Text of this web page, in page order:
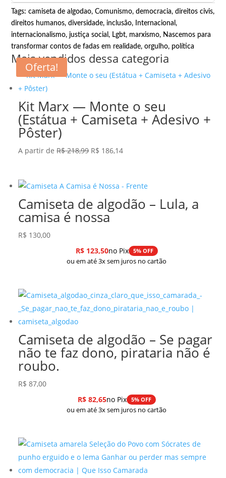
Tags:camiseta de algodao,Comunismo,democracia,direitos civis,
direitos humanos,diversidade,inclusão, Internacional,
internacionalismo,justiça social, Lgbt, marxismo, Nascemos para
transformar contos de fadas em realidade,orgulho, política
Mais vendidos dessa categoria
Oferta!
Kit Marx — Monte o seu
(Estátua + Camiseta + Adesivo +
Pôster)
A partir deR$218,99 O
era:
R$ 218,99.
R$ 186,14O
é:
R$ 186,14.
Camiseta de algodão – Lula, a
camisa é nossa
R$ 130,00
R$123,50no Pix 5% OFF
ou em até 3x sem juros no cartão
Camiseta de algodão – Se pagar
não te faz dono, pirataria não é
roubo.
R$ 87,00
R$82,65no Pix 5% OFF
ou em até 3x sem juros no cartão